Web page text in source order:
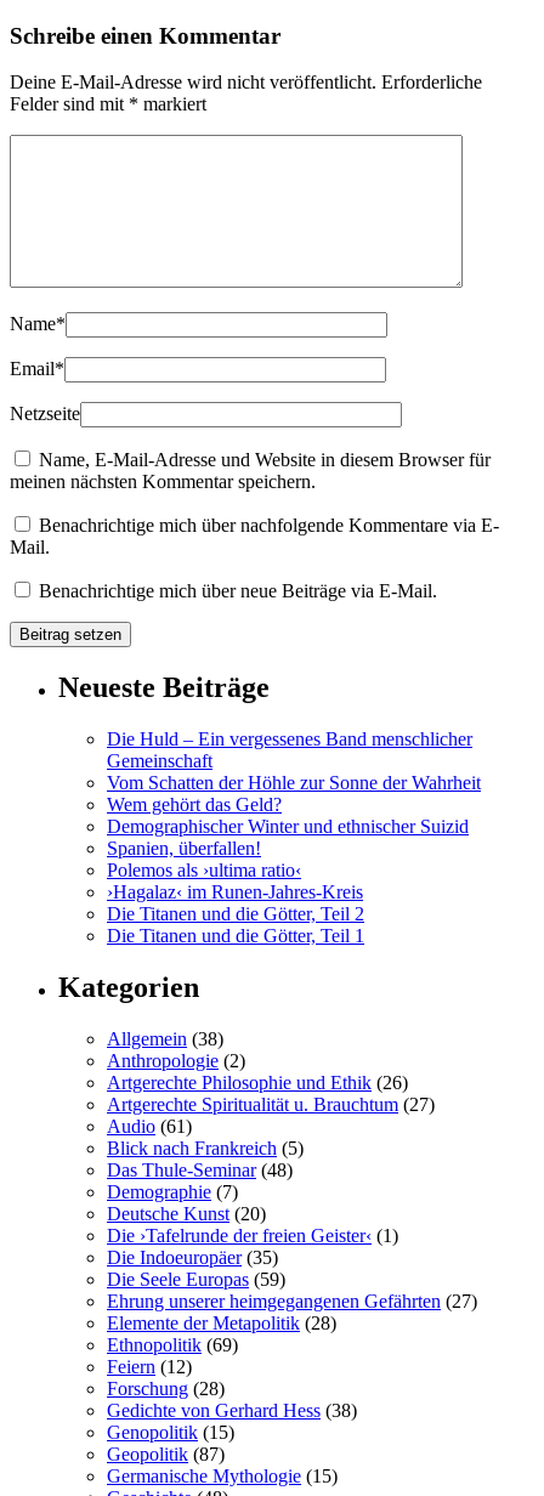
Schreibe einen Kommentar
Deine E-Mail-Adresse wird nicht veröffentlicht. Erforderliche
Felder sind mit * markiert
Name*
Email*
Netzseite
Name, E-Mail-Adresse und Website in diesem Browser für
meinen nächsten Kommentar speichern.
Benachrichtige mich über nachfolgende Kommentare via E-
Mail.
Benachrichtige mich über neue Beiträge via E-Mail.
Neueste Beiträge
Die Huld – Ein vergessenes Band menschlicher
Gemeinschaft
Vom Schatten der Höhle zur Sonne der Wahrheit
Wem gehört das Geld?
Demographischer Winter und ethnischer Suizid
Spanien, überfallen!
Polemos als ›ultima ratio‹
›Hagalaz‹ im Runen-Jahres-Kreis
Die Titanen und die Götter, Teil 2
Die Titanen und die Götter, Teil 1
Kategorien
Allgemein (38)
Anthropologie (2)
Artgerechte Philosophie und Ethik (26)
Artgerechte Spiritualität u. Brauchtum (27)
Audio (61)
Blick nach Frankreich (5)
Das Thule-Seminar(48)
Demographie (7)
Deutsche Kunst (20)
Die ›Tafelrunde der freien Geister‹ (1)
Die Indoeuropäer(35)
Die Seele Europas (59)
Ehrung unserer heimgegangenen Gefährten (27)
Elemente der Metapolitik (28)
Ethnopolitik (69)
Feiern (12)
Forschung (28)
Gedichte von Gerhard Hess (38)
Genopolitik (15)
Geopolitik (87)
Germanische Mythologie (15)